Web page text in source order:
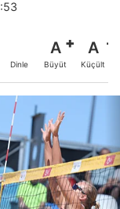
Dinle
A
Büyüt
A
Küçült